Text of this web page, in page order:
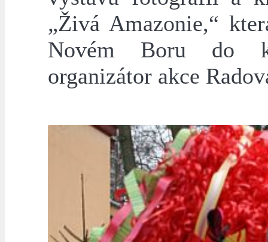
„Živá Amazonie,“
Novém Boru do
organizátor akce